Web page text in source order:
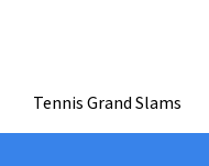
Tennis Grand Slams